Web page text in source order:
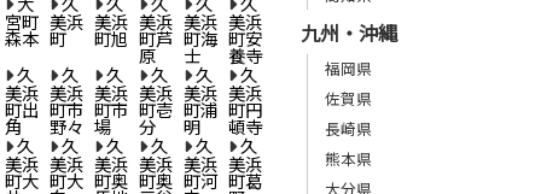
宮町
森本
美浜
町
美浜
町旭
美浜
町芦
原
美浜
町海
士
美浜
町安
養寺
久
美浜
町出
角
久
美浜
町市
野々
久
美浜
町市
場
久
美浜
町壱
分
久
美浜
町浦
明
久
美浜
町円
頓寺
久
美浜
町大
久
美浜
町大
久
美浜
町奥
久
美浜
町奥
久
美浜
町河
久
美浜
町葛
九州・沖縄
福岡県
佐賀県
長崎県
熊本県
大分県